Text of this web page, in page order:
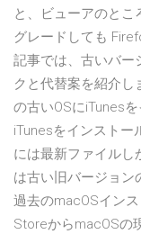
と、ビューアのとこ
グレードしても
記事では、古いバー
クと代替案を紹介し
の古いOSにiTunes
iTunesをインストー
には最新ファイルし
は古い旧バージョン
過去のmacOSイン
StoreからmacOSの